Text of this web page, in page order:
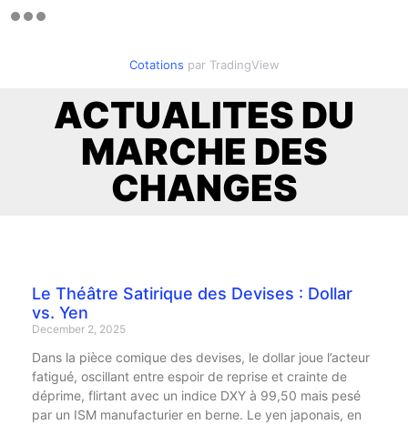
Cotations par TradingView
ACTUALITES DU
MARCHE DES
CHANGES
Le Théâtre Satirique des Devises : Dollar
vs. Yen
December 2, 2025
Dans la pièce comique des devises, le dollar joue l’acteur
fatigué, oscillant entre espoir de reprise et crainte de
déprime, flirtant avec un indice DXY à 99,50 mais pesé
par un ISM manufacturier en berne. Le yen japonais, en